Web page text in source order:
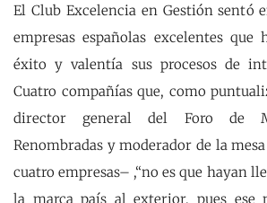
El Club Excelencia en Gestión sentó
empresas españolas excelentes que
éxito y valentía sus procesos de
Cuatro compañías que, como
director general del Foro de
Renombradas y moderador de la
cuatro empresas– ,“no es que hayan
la marca país al exterior, pues